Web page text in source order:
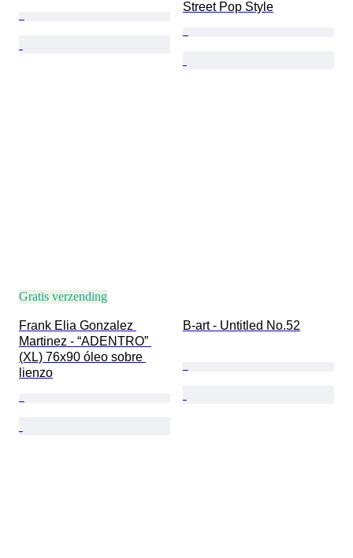
Street Pop Style
Gratis verzending
Frank Elia Gonzalez
Martinez - “ADENTRO”
(XL) 76x90 óleo sobre
lienzo
B-art - Untitled No.52